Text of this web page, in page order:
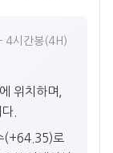
4시간봉(4H)
위치하며,
.
(+64.35)로